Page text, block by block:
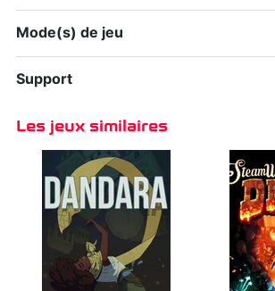
Mode(s) de jeu
Support
Les jeux similaires